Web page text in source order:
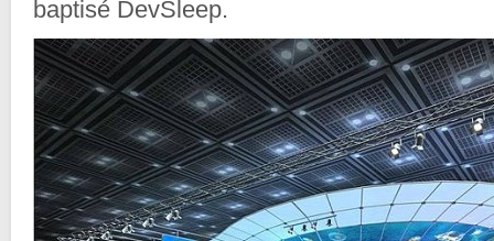
baptisé DevSleep.